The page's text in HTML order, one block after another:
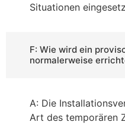
Situationen
F: Wie wird ein
normalerweise
A: Die
Art des temporären